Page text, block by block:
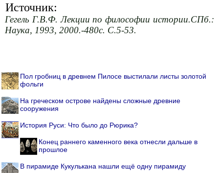
Источник:
Гегель Г.В.Ф. Лекции по философии истории.СПб.:
Наука, 1993, 2000.-480с. С.5-53.
Пол гробниц в древнем Пилосе выстилали листы золотой
фольги
На греческом острове найдены сложные древние
сооружения
История Руси: Что было до Рюрика?
Конец раннего каменного века отнесли дальше в
прошлое
В пирамиде Кукулькана нашли ещё одну пирамиду